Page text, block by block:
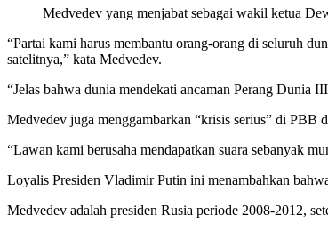
Medvedev yang menjabat sebagai wakil ketua
“Partai kami harus membantu orang-orang di seluruh
satelitnya,” kata Medvedev.
“Jelas bahwa dunia mendekati ancaman Perang Dunia
Medvedev juga menggambarkan “krisis serius” di PBB
“Lawan kami berusaha mendapatkan suara sebanyak
Loyalis Presiden Vladimir Putin ini menambahkan
Medvedev adalah presiden Rusia periode 2008-2012,